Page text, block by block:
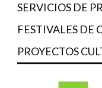
SERVICIOS DE
FESTIVALES DE
PROYECTOS